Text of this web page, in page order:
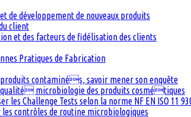
de développement de nouveaux produits
client
et des facteurs de fidélisation des clients
Pratiques de Fabrication
contaminés, savoir mener son enquête
qualité microbiologie des produits cosmétiques
les Challenge Tests selon la norme NF EN ISO 11
contrôles de routine microbiologiques